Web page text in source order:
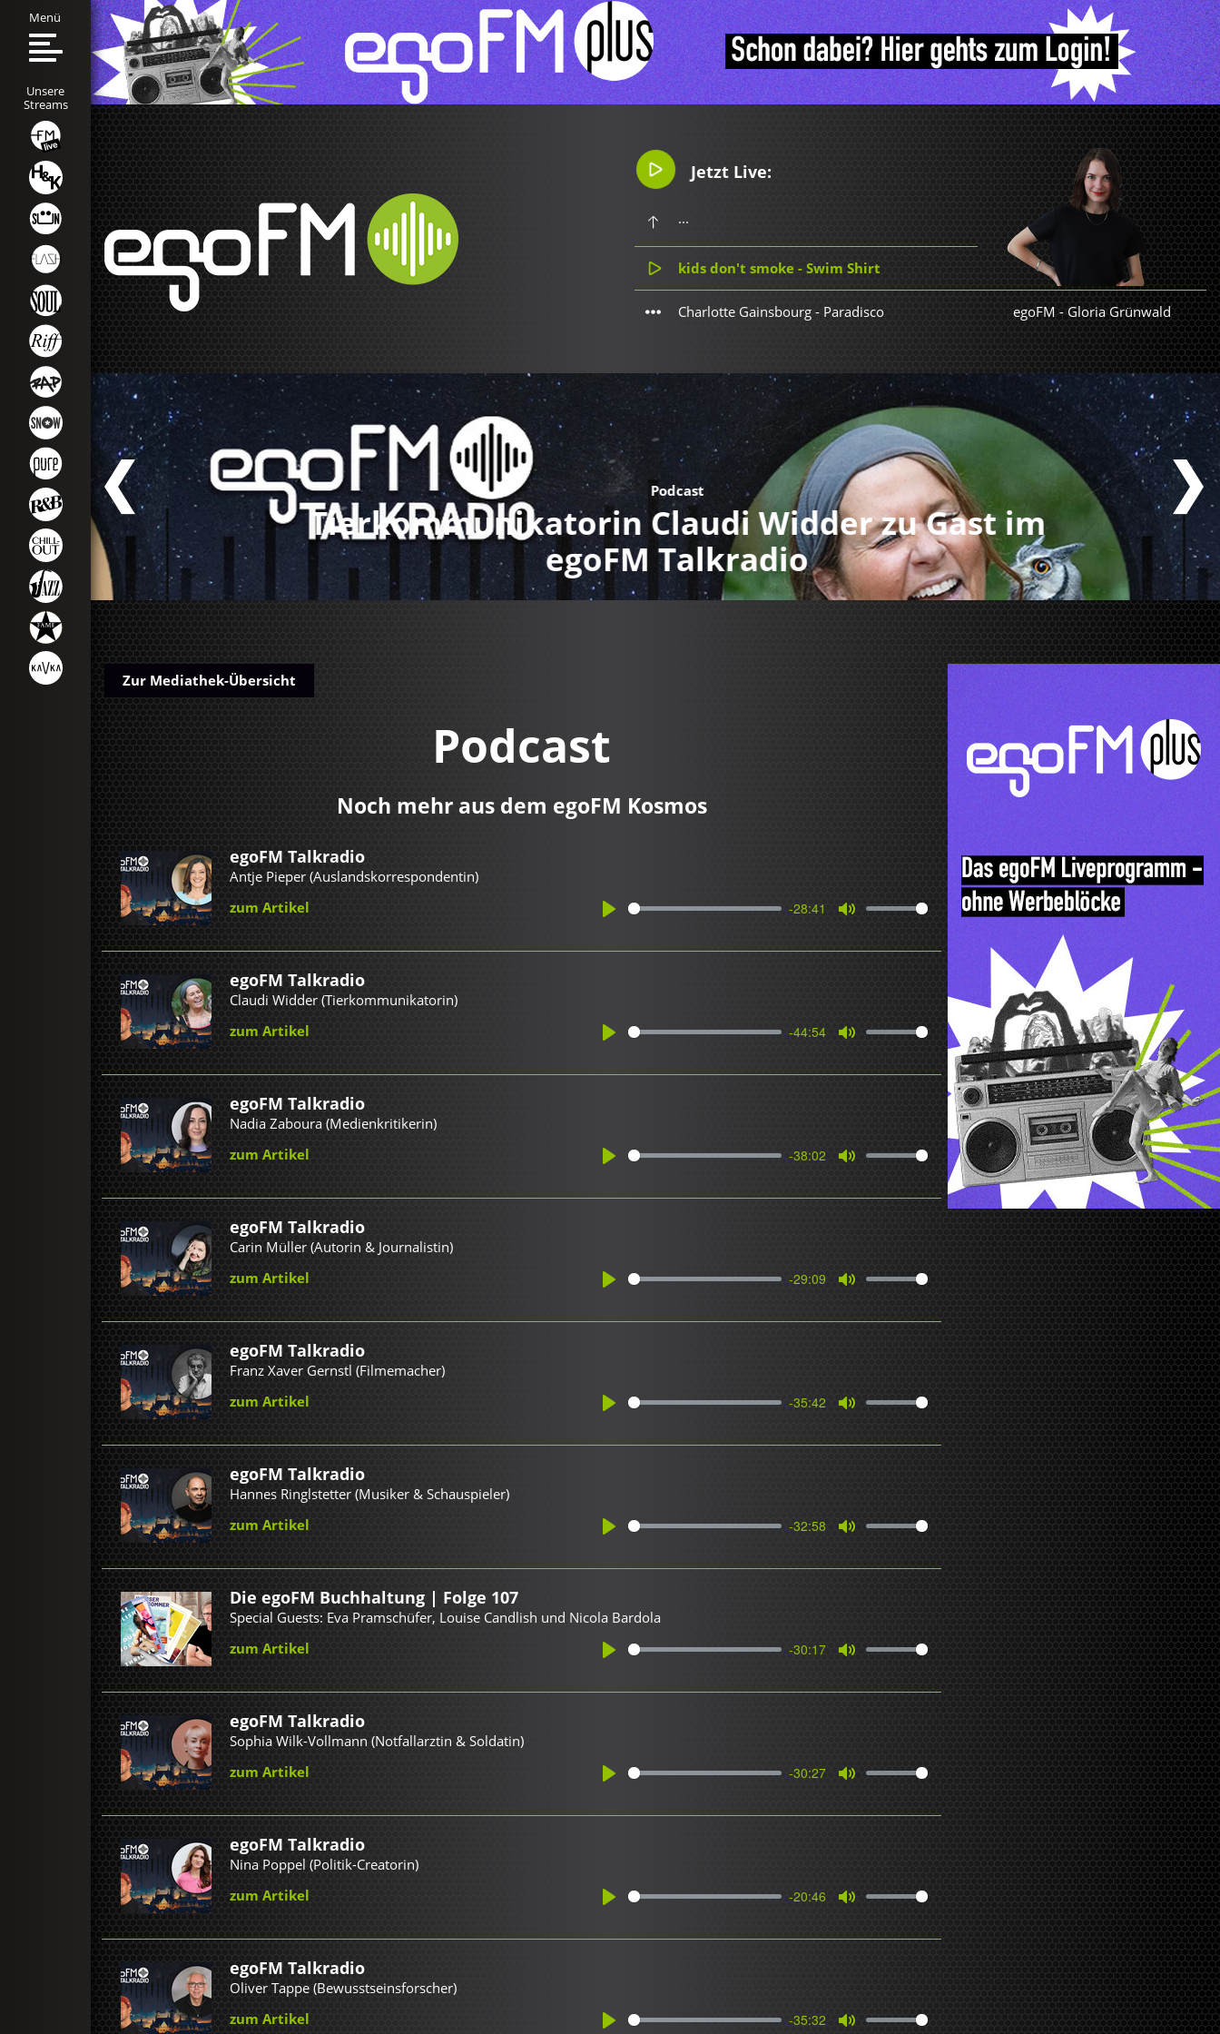
Jetzt Live:
...
kids don't smoke - Swim Shirt
Charlotte Gainsbourg - Paradisco egoFM - Gloria Grünwald
Menü
Unsere
Streams
Podcast
Tierkommunikatorin Claudi Widder zu Gast im
egoFM Talkradio
Zur Mediathek-Übersicht
Podcast
Noch mehr aus dem egoFM Kosmos
egoFM Talkradio
Antje Pieper (Auslandskorrespondentin)
zum Artikel
-28:41
egoFM Talkradio
Claudi Widder (Tierkommunikatorin)
zum Artikel
-44:54
egoFM Talkradio
Nadia Zaboura (Medienkritikerin)
zum Artikel
-38:02
egoFM Talkradio
Carin Müller (Autorin & Journalistin)
zum Artikel
-29:09
egoFM Talkradio
Franz Xaver Gernstl (Filmemacher)
zum Artikel
-35:42
egoFM Talkradio
Hannes Ringlstetter (Musiker & Schauspieler)
zum Artikel
-32:58
Die egoFM Buchhaltung | Folge 107
Special Guests: Eva Pramschüfer, Louise Candlish und Nicola Bardola
zum Artikel
-30:17
egoFM Talkradio
Sophia Wilk-Vollmann (Notfallarztin & Soldatin)
zum Artikel
-30:27
egoFM Talkradio
Nina Poppel (Politik-Creatorin)
zum Artikel
-20:46
egoFM Talkradio
Oliver Tappe (Bewusstseinsforscher)
zum Artikel
-35:32